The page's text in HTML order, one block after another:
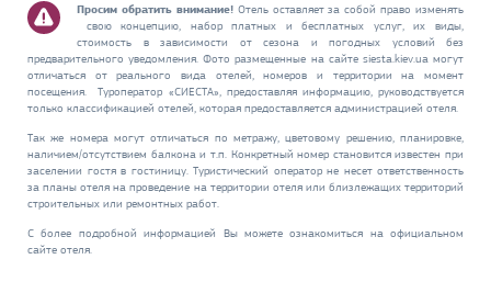
Просим обратить внимание!Отель оставляет за собой право изменять
свою концепцию, набор платных и бесплатных услуг, их виды,
стоимость в зависимости от сезона и погодных условий без
предварительного уведомления. Фото размещенные на сайте siesta.kiev.ua могут
отличаться от реального вида отелей, номеров и территории на момент
посещения. Туроператор «СИЕСТА», предоставляя информацию, руководствуется
только классификацией отелей, которая предоставляется администрацией отеля.
Так же номера могут отличаться по метражу, цветовому решению, планировке,
наличием/отсутствием балкона и т.п. Конкретный номер становится известен при
заселении гостя в гостиницу. Туристический оператор не несет ответственность
за планы отеля на проведение на территории отеля или близлежащих территорий
строительных или ремонтных работ.
С более подробной информацией Вы можете ознакомиться на официальном
сайте отеля.